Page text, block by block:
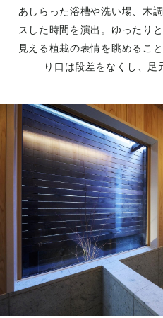
あしらった浴槽や洗い場、木
スした時間を演出。ゆったり
見える植栽の表情を眺めるこ
り口は段差をなくし、足